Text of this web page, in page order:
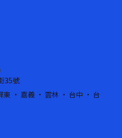
35號
東 · 嘉義 · 雲林 · 台中 · 台